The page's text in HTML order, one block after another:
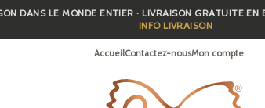
DANS LE MONDE ENTIER · LIVRAISON GRATUITE
INFO LIVRAISON
AccueilContactez-nousMon compte